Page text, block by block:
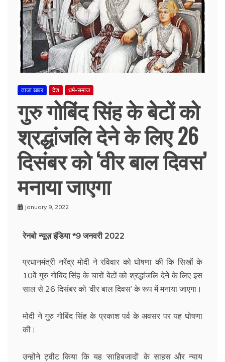
ताजा खबर देश धर्म-समाज
गुरु गोबिंद सिंह के बेटों को
श्रद्धांजलि देने के लिए 26
दिसंबर को ‘वीर बाल दिवस’
मनाया जाएगा
January 9, 2022
रेनबो न्यूज़ इंडिया *9 जनवरी 2022
प्रधानमंत्री नरेंद्र मोदी ने रविवार को घोषणा की कि सिखों के
10वें गुरु गोबिंद सिंह के चारों बेटों को श्रद्धांजलि देने के लिए इस
साल से 26 दिसंबर को ‘वीर बाल दिवस’ के रूप में मनाया जाएगा।
मोदी ने गुरु गोबिंद सिंह के प्रकाश पर्व के अवसर पर यह घोषणा
की।
उन्होंने ट्वीट किया कि यह ‘साहिबजादों’ के साहस और न्याय